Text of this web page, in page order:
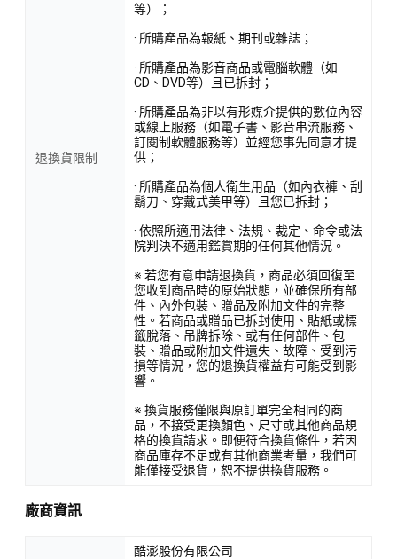
退換貨限制
等）；
· 所購產品為報紙、期刊或雜誌；
· 所購產品為影音商品或電腦軟體（如
CD、DVD等）且已拆封；
· 所購產品為非以有形媒介提供的數位內容
或線上服務（如電子書、影音串流服務、
訂閱制軟體服務等）並經您事先同意才提
供；
· 所購產品為個人衛生用品（如內衣褲、刮
鬍刀、穿戴式美甲等）且您已拆封；
· 依照所適用法律、法規、裁定、命令或法
院判決不適用鑑賞期的任何其他情況。
※ 若您有意申請退換貨，商品必須回復至
您收到商品時的原始狀態，並確保所有部
件、內外包裝、贈品及附加文件的完整
性。若商品或贈品已拆封使用、貼紙或標
籤脫落、吊牌拆除、或有任何部件、包
裝、贈品或附加文件遺失、故障、受到污
損等情況，您的退換貨權益有可能受到影
響。
※ 換貨服務僅限與原訂單完全相同的商
品，不接受更換顏色、尺寸或其他商品規
格的換貨請求。即便符合換貨條件，若因
商品庫存不足或有其他商業考量，我們可
能僅接受退貨，恕不提供換貨服務。
廠商資訊
酷澎股份有限公司